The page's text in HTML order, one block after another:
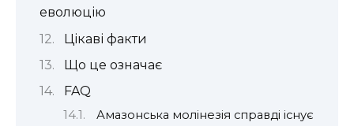
еволюцію
Цікаві факти
Що це означає
FAQ
Амазонська молінезія справді існує